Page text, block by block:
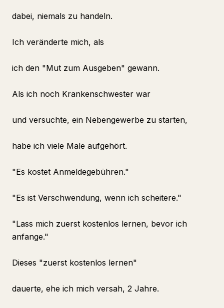
dabei, niemals zu handeln.
Ich veränderte mich, als
ich den "Mut zum Ausgeben" gewann.
Als ich noch Krankenschwester war
und versuchte, ein Nebengewerbe zu starten,
habe ich viele Male aufgehört.
"Es kostet Anmeldegebühren."
"Es ist Verschwendung, wenn ich scheitere."
"Lass mich zuerst kostenlos lernen, bevor ich
anfange."
Dieses "zuerst kostenlos lernen"
dauerte, ehe ich mich versah, 2 Jahre.